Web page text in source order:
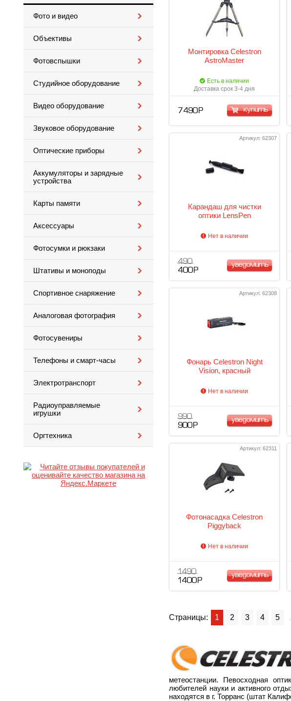
Фото и видео
Объективы
Фотовспышки
Студийное оборудование
Видео оборудование
Звуковое оборудование
Оптические приборы
Аккумуляторы и зарядные
устройства
Карты памяти
Аксессуары
Фотосумки и рюкзаки
Штативы и моноподы
Спортивное снаряжение
Аналоговая фотография
Фотосувениры
Телефоны и смарт-часы
Электротранспорт
Радиоуправляемые
игрушки
Оргтехника
Монтировка Celestron
AstroMaster
Есть в наличии
Доставка срок 3-4 дня
7 490 Р купить
Артикул: 62307
Карандаш для чистки
оптики LensPen
Нет в наличии
490
400 Р
уведомить
Артикул: 62308
Фонарь Celestron Night
Vision, красный
Нет в наличии
990
900 Р
уведомить
Артикул: 62311
Фотонасадка Celestron
Piggyback
Нет в наличии
1 490
1 400 Р
уведомить
Страницы: 1 2 3 4 5
метеостанции. Певосходная
любителей науки и активного
находятся в г. Торранс (штат